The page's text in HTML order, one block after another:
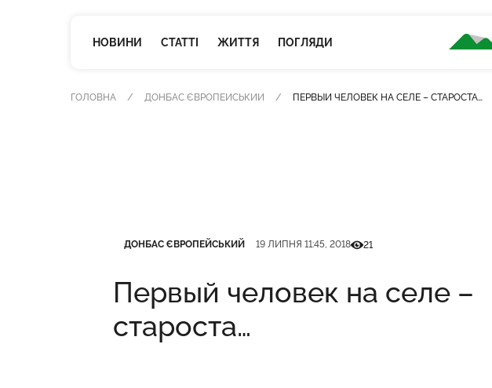
НОВИНИ СТАТТІ ЖИТТЯ ПОГЛЯДИ
КАРАЧУН
ГОЛОВНА ДОНБАС ЄВРОПЕЙСЬКИЙ ПЕРВЫЙ ЧЕЛОВЕК НА СЕЛЕ – СТАРОСТА…
ДОНБАС ЄВРОПЕЙСЬКИЙ 19 ЛИПНЯ 11:45, 2018Кількість переглядів
21
Первый человек на селе –
староста…